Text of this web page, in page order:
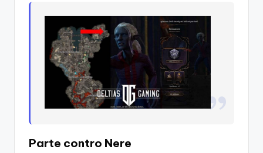
Parte contro Nere